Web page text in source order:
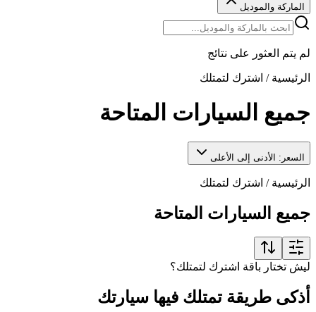
الماركة والموديل
لم يتم العثور على نتائج
الرئيسية / اشترك لتمتلك
جميع السيارات المتاحة
السعر: الأدنى إلى الأعلى
الرئيسية / اشترك لتمتلك
جميع السيارات المتاحة
ليش تختار باقة اشترك لتمتلك؟
أذكى طريقة تمتلك فيها سيارتك